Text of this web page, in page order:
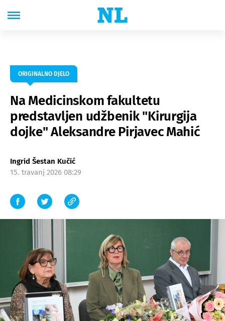
ORIGINALNO DJELO
Na Medicinskom fakultetu
predstavljen udžbenik "Kirurgija
dojke" Aleksandre Pirjavec Mahić
Ingrid Šestan Kučić
15. travanj 2026 08:29